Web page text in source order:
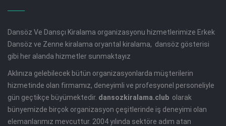
Dansöz Ve Dansçı Kiralama organizasyonu hizmetlerimize Erkek
Dansöz ve Zenne kiralama oryantal kiralama, dansöz gösterisi
gibi her alanda hizmetler sunmaktayız
Aklınıza gelebilecek bütün organizasyonlarda müşterilerin
hizmetinde olan firmamız, deneyimli ve profesyonel personeliyle
gün geçtikçe büyümektedir. dansozkiralama.club olarak
bünyemizde birçok organizasyon çeşitlerinde iş deneyimi olan
elemanlarımız mevcuttur. 2004 yılında sektöre adım atan